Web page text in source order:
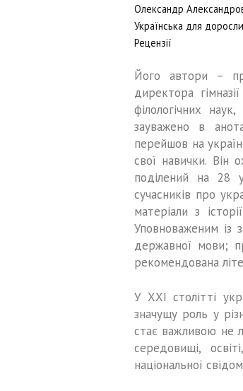
Олександр
Українська для
Рецензії
Його автори –
директора
філологічних
зауважено в
перейшов на
свої навички. Він
поділений на 28
сучасників про
матеріали з
Уповноваженим із
державної мови;
рекомендована
У ХХІ столітті
значущу роль у
стає важливою не
середовищі,
національної